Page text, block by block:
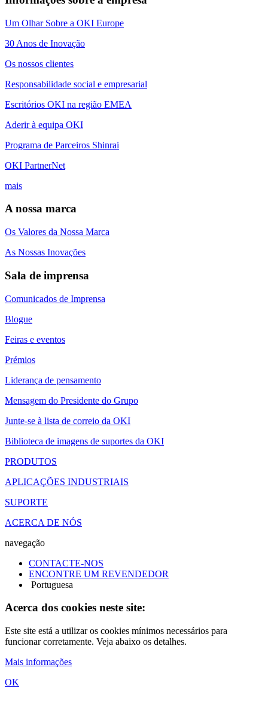
Um Olhar Sobre a OKI Europe
30 Anos de Inovação
Os nossos clientes
Responsabilidade social e empresarial
Escritórios OKI na região EMEA
Aderir à equipa OKI
Programa de Parceiros Shinrai
OKI PartnerNet
mais
A nossa marca
Os Valores da Nossa Marca
As Nossas Inovações
Sala de imprensa
Comunicados de Imprensa
Blogue
Feiras e eventos
Prémios
Liderança de pensamento
Mensagem do Presidente do Grupo
Junte-se à lista de correio da OKI
Biblioteca de imagens de suportes da OKI
PRODUTOS
APLICAÇÕES INDUSTRIAIS
SUPORTE
ACERCA DE NÓS
navegação
CONTACTE-NOS
ENCONTRE UM REVENDEDOR
Portuguesa
Acerca dos cookies neste site:
Este site está a utilizar os cookies mínimos necessários para
funcionar corretamente. Veja abaixo os detalhes.
Mais informações
OK